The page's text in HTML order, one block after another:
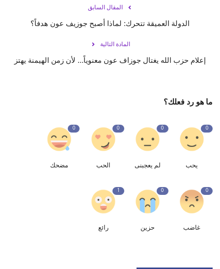
المقال السابق
الدولة العميقة تتحرك: لماذا أصبح جوزيف عون هدفاً؟
المادة التالية
إعلام حزب الله يغتال جوزاف عون معنوياً… لأن زمن الهيمنة يهتز
ما هو رد فعلك؟
0
يحب
0
لم يعجبنى
0
الحب
0
مضحك
0
غاضب
0
حزين
1
رائع